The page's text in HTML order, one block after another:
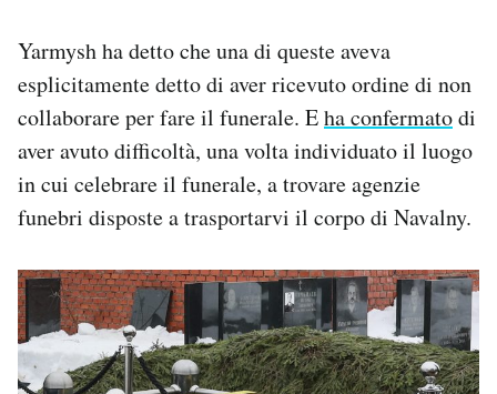
Yarmysh ha detto che una di queste aveva
esplicitamente detto di aver ricevuto ordine di non
collaborare per fare il funerale. Eha confermatodi
aver avuto difficoltà, una volta individuato il luogo
in cui celebrare il funerale, a trovare agenzie
funebri disposte a trasportarvi il corpo di Navalny.